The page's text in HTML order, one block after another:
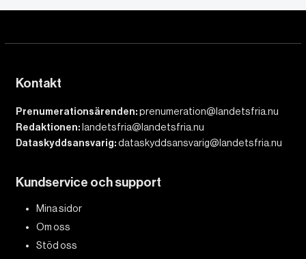
Kontakt
Prenumerationsärenden:prenumeration@landetsfria.nu
Redaktionen: landetsfria@landetsfria.nu
Dataskyddsansvarig:dataskyddsansvarig@landetsfria.nu
Kundservice och support
Mina sidor
Om oss
Stöd oss